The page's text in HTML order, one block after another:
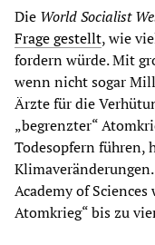
Die World Socialist
Frage gestellt, wie
fordern würde. Mit
wenn nicht sogar
Ärzte für die
„begrenzter“
Todesopfern führen,
Academy of
Atomkrieg“ bis zu